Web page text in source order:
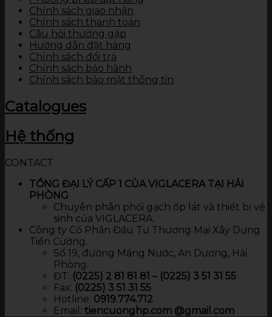
Chính sách giao nhận
Chính sách thanh toán
Câu hỏi thường gặp
Hướng dẫn đặt hàng
Chính sách đổi trả
Chính sách bảo hành
Chính sách bảo mật thông tin
Catalogues
Hệ thống
CONTACT
TỔNG ĐẠI LÝ CẤP 1 CỦA VIGLACERA TẠI HẢI
PHÒNG
Chuyên phân phối gạch ốp lát và thiết bị vệ
sinh của VIGLACERA.
Công ty Cổ Phần Đầu Tư Thương Mại Xây Dựng
Tiến Cường.
Số 19, đường Máng Nước, An Dương, Hải
Phòng.
ĐT: (0225) 2 81 81 81 – (0225) 3 51 31 55
Fax: (0225) 3 51 31 55
Hotline: 0919.774.712​
Email: tiencuonghp.com @gmail.com